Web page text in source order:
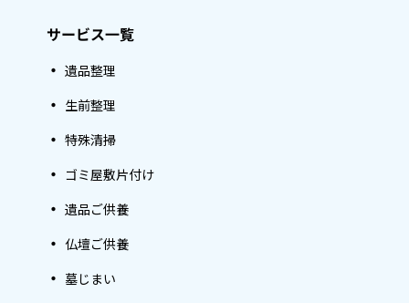
サービス一覧
遺品整理
生前整理
特殊清掃
ゴミ屋敷片付け
遺品ご供養
仏壇ご供養
墓じまい